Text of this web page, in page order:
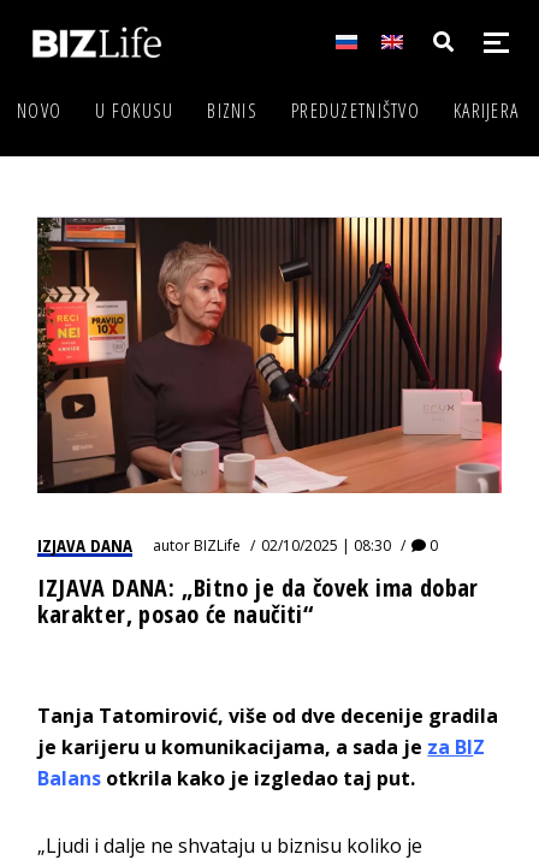
NOVO U FOKUSU BIZNIS PREDUZETNIŠTVO KARIJERA
IZJAVA DANA autorBIZLife 02/10/2025 | 08:30 0
IZJAVA DANA: „Bitno je da čovek ima dobar
karakter, posao će naučiti“
Tanja Tatomirović, više od dve decenije gradila
je karijeru u komunikacijama, a sada je za BIZ
Balans otkrila kako je izgledao taj put.
„Ljudi i dalje ne shvataju u biznisu koliko je